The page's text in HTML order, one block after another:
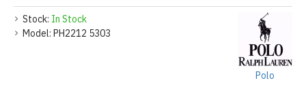
Stock: In Stock
Model: PH2212 5303
Polo